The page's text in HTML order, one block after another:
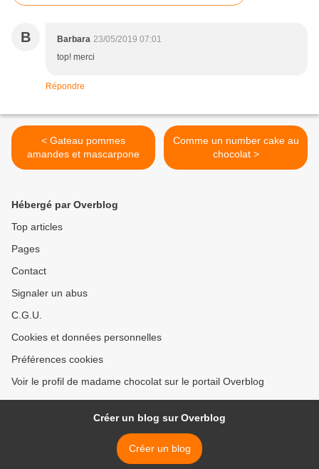
B Barbara 23/05/2019 07:01
top! merci
Répondre
< Gateau pommes
amandes et mascarpone
Comme un number cake au
chocolat >
Hébergé par Overblog
Top articles
Pages
Contact
Signaler un abus
C.G.U.
Cookies et données personnelles
Préférences cookies
Voir le profil de madame chocolat sur le portail Overblog
Créer un blog sur Overblog
Créer un blog